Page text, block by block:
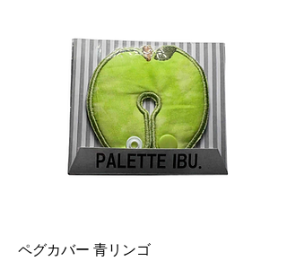
ペグカバー 青リンゴ